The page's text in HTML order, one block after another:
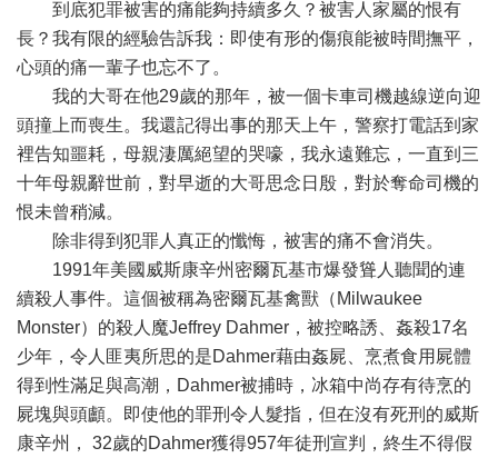
到底犯罪被害的痛能夠持續多久？被害人家屬的恨有
長？我有限的經驗告訴我：即使有形的傷痕能被時間撫平，
心頭的痛一輩子也忘不了。
我的大哥在他29歲的那年，被一個卡車司機越線逆向迎
頭撞上而喪生。我還記得出事的那天上午，警察打電話到家
裡告知噩耗，母親淒厲絕望的哭嚎，我永遠難忘，一直到三
十年母親辭世前，對早逝的大哥思念日殷，對於奪命司機的
恨未曾稍減。
除非得到犯罪人真正的懺悔，被害的痛不會消失。
1991年美國威斯康辛州密爾瓦基市爆發聳人聽聞的連
續殺人事件。這個被稱為密爾瓦基禽獸（Milwaukee
Monster）的殺人魔Jeffrey Dahmer，被控略誘、姦殺17名
少年，令人匪夷所思的是Dahmer藉由姦屍、烹煮食用屍體
得到性滿足與高潮，Dahmer被捕時，冰箱中尚存有待烹的
屍塊與頭顱。即使他的罪刑令人髮指，但在沒有死刑的威斯
康辛州， 32歲的Dahmer獲得957年徒刑宣判，終生不得假